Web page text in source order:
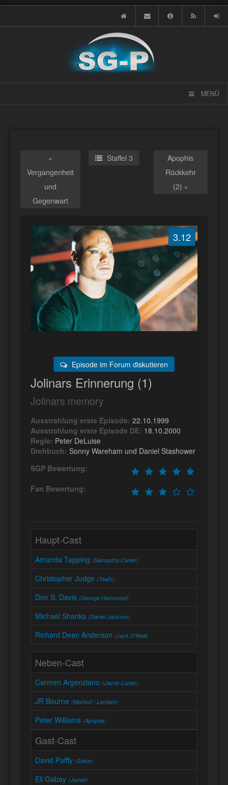
MENÜ
«
Vergangenheit
und
Gegenwart
Staffel 3
Apophis
Rückkehr
(2) »
3.12
Episode im Forum diskutieren
Jolinars Erinnerung (1)
Jolinars memory
Ausstrahlung erste Episode: 22.10.1999
Ausstrahlung erste Episode DE: 18.10.2000
Regie: Peter DeLuise
Drehbuch: Sonny Wareham und Daniel Stashower
SGP Bewertung:
Fan Bewertung:
Haupt-Cast
Amanda Tapping (Samantha Carter)
Christopher Judge (Teal'c)
Don S. Davis (George Hammond)
Michael Shanks (Daniel Jackson)
Richard Dean Anderson (Jack O'Neill)
Neben-Cast
Carmen Argenziano (Jacob Carter)
JR Bourne (Martouf / Lantash)
Peter Williams (Apophis)
Gast-Cast
David Palffy (Sokar)
Eli Gabay (Jumar)